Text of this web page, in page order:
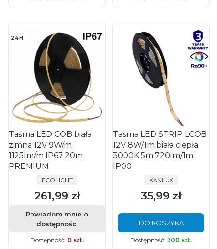
24H
Taśma LED COB biała
zimna 12V 9W/m
1125lm/m IP67 20m
PREMIUM
PRODUCENT
ECOLIGHT
Cena
261,99 zł
Powiadom mnie o
dostępności
Dostępność: 0 szt.
Taśma LED STRIP LCOB
12V 8W/1m biała ciepła
3000K 5m 720lm/1m
IP00
PRODUCENT
KANLUX
Cena
35,99 zł
DO KOSZYKA
Dostępność: 300 szt.